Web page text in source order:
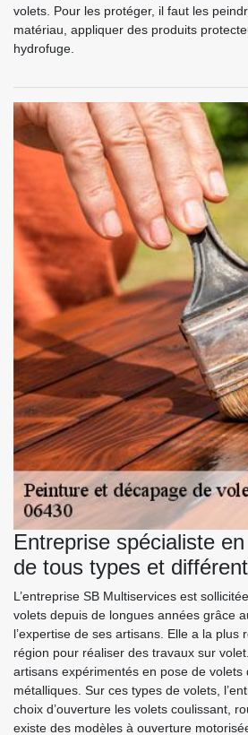
volets. Pour les protéger, il faut les
matériau, appliquer des produits
hydrofuge.
Entreprise spécialiste
de tous types et
L’entreprise SB Multiservices est
volets depuis de longues années grâce
l’expertise de ses artisans. Elle a la plus
région pour réaliser des travaux sur
artisans expérimentés en pose de volets
métalliques. Sur ces types de volets,
choix d’ouverture les volets coulissant,
existe des modèles à ouverture